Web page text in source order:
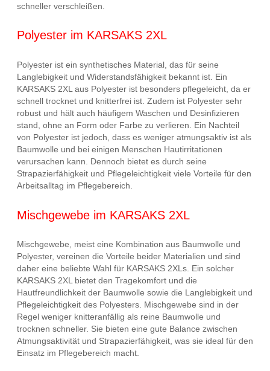
schneller verschleißen.
Polyester im KARSAKS 2XL
Polyester ist ein synthetisches Material, das für seine
Langlebigkeit und Widerstandsfähigkeit bekannt ist. Ein
KARSAKS 2XL aus Polyester ist besonders pflegeleicht, da er
schnell trocknet und knitterfrei ist. Zudem ist Polyester sehr
robust und hält auch häufigem Waschen und Desinfizieren
stand, ohne an Form oder Farbe zu verlieren. Ein Nachteil
von Polyester ist jedoch, dass es weniger atmungsaktiv ist als
Baumwolle und bei einigen Menschen Hautirritationen
verursachen kann. Dennoch bietet es durch seine
Strapazierfähigkeit und Pflegeleichtigkeit viele Vorteile für den
Arbeitsalltag im Pflegebereich.
Mischgewebe im KARSAKS 2XL
Mischgewebe, meist eine Kombination aus Baumwolle und
Polyester, vereinen die Vorteile beider Materialien und sind
daher eine beliebte Wahl für KARSAKS 2XLs. Ein solcher
KARSAKS 2XL bietet den Tragekomfort und die
Hautfreundlichkeit der Baumwolle sowie die Langlebigkeit und
Pflegeleichtigkeit des Polyesters. Mischgewebe sind in der
Regel weniger knitteranfällig als reine Baumwolle und
trocknen schneller. Sie bieten eine gute Balance zwischen
Atmungsaktivität und Strapazierfähigkeit, was sie ideal für den
Einsatz im Pflegebereich macht.